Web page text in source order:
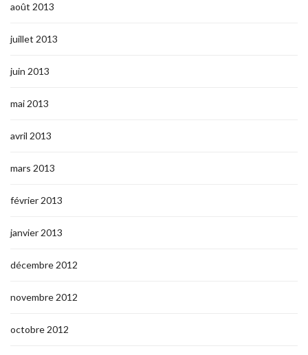
août 2013
juillet 2013
juin 2013
mai 2013
avril 2013
mars 2013
février 2013
janvier 2013
décembre 2012
novembre 2012
octobre 2012